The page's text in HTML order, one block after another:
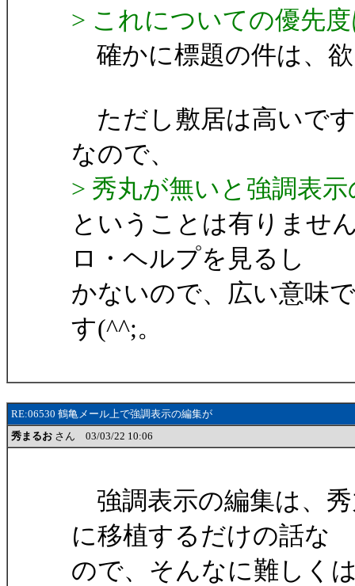
> これについての優先
確かに標題の件は、
ただし敷居は高いで
なので、
> 秀丸が無いと強調表
ということは有りませ
ロ・ヘルプを見るし
かないので、広い意味
す(^^;。
RE:06530 鶴亀メール上で強調表示の編集が
秀まるお さん 03/03/22 10:06
強調表示の編集は、
に移植するだけの話な
ので、そんなに難しく